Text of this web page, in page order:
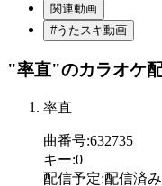
関連動画
#うたスキ動画
"率直"のカラオケ
率直
曲番号:632735
キー:0
配信予定:配信済み